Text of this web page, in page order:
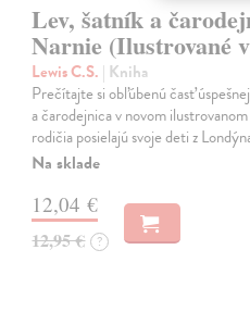
Lev, šatník a
Narnie (Ilustrované
Lewis C.S. | Kniha
Prečítajte si obľúbenú časť
a čarodejnica v novom
rodičia posielajú svoje deti z
Na sklade
12,04 €
12,95 € ?